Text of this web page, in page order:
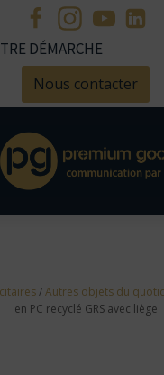
DÉMARCHE
Nous contacter
/Autres objets du
en PC recyclé GRS avec liège